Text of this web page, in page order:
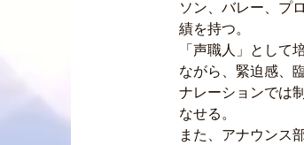
ソン、バレー、プ
績を持つ。
「声職人」として
ながら、緊迫感、
ナレーションでは
なせる。
また、アナウンス